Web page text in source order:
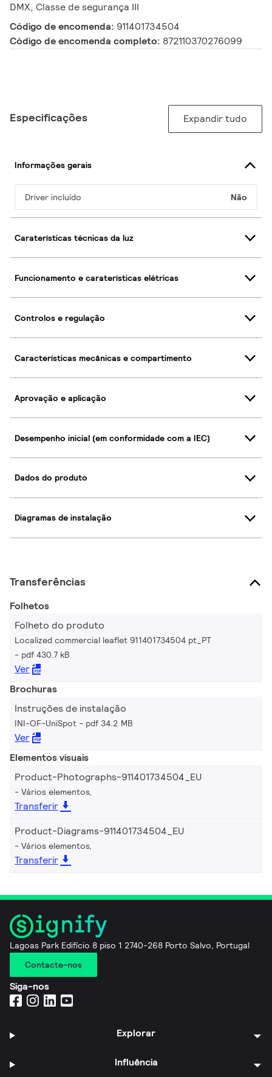
DMX, Classe de segurança III
Código de encomenda: 911401734504
Código de encomenda completo: 872110370276099
Especificações Expandir tudo
Informações gerais
Driver incluído Não
Caraterísticas técnicas da luz
Funcionamento e caraterísticas elétricas
Controlos e regulação
Características mecânicas e compartimento
Aprovação e aplicação
Desempenho inicial (em conformidade com a IEC)
Dados do produto
Diagramas de instalação
Transferências
Folhetos
Folheto do produto
Localized commercial leaflet 911401734504 pt_PT
pdf 430.7 kB
Ver
Brochuras
Instruções de instalação
INI-OF-UniSpot pdf 34.2 MB
Ver
Elementos visuais
Product-Photographs-911401734504_EU
Vários elementos,
Transferir
Product-Diagrams-911401734504_EU
Vários elementos,
Transferir
Lagoas Park Edifício 8 piso 1 2740-268 Porto Salvo, Portugal
Contacte-nos
Siga-nos
Explorar
Influência